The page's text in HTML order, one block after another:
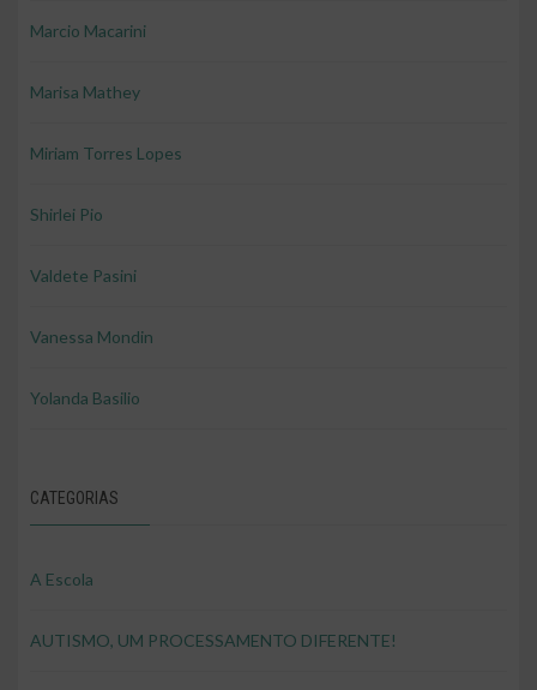
Marcio Macarini
Marisa Mathey
Miriam Torres Lopes
Shirlei Pio
Valdete Pasini
Vanessa Mondin
Yolanda Basilio
CATEGORIAS
A Escola
AUTISMO, UM PROCESSAMENTO DIFERENTE!